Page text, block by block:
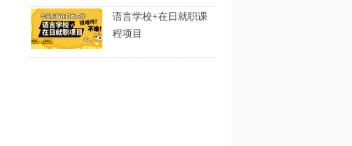
语言学校+在日就职课
程项目